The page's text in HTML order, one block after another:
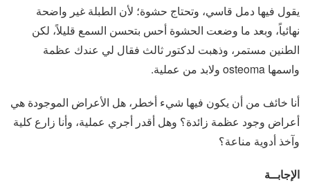
يقول فيها دمل قاسي، وتحتاج حشوة؛ لأن الطبلة غير واضحة
نهائياً، وبعد ما وضعت الحشوة أحس بتحسن السمع قليلاً، لكن
الطنين مستمر، وذهبت لدكتور ثالث فقال لي عندك عظمة
واسمها osteoma ولابد من عملية.
أنا خائف من أن يكون فيها شيء أخطر، هل الأعراض الموجودة هي
أعراض وجود عظمة زائدة؟ وهل أقدر أجري عملية، وأنا زارع كلية
وآخذ أدوية مناعة؟
الإجابــة